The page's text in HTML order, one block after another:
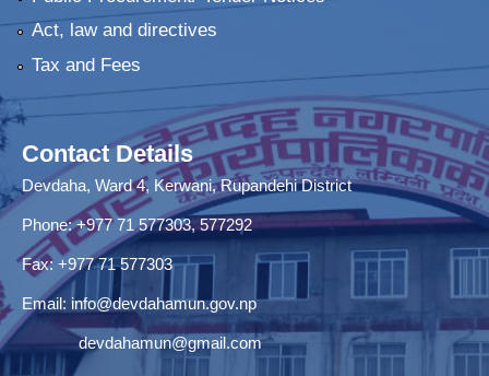
Act, law and directives
Tax and Fees
Contact Details
Devdaha, Ward 4, Kerwani, Rupandehi District
Phone: +977 71 577303, 577292
Fax: +977 71 577303
Email: info@devdahamun.gov.np
devdahamun@gmail.com